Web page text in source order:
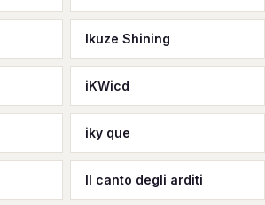
Ikuze Shining
iKWicd
iky que
Il canto degli arditi